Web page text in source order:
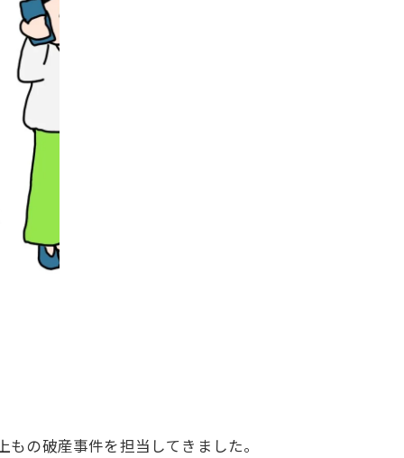
の破産事件を担当してきました。